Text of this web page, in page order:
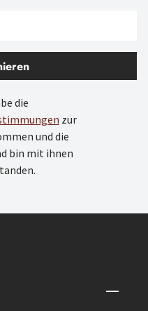
die
zur
und die
bin mit ihnen